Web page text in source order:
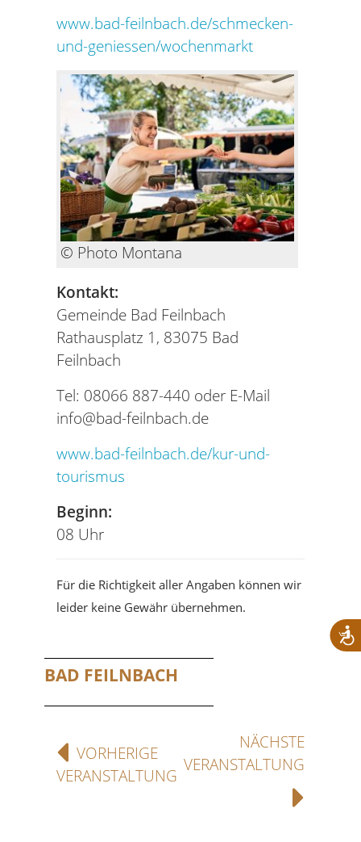
www.bad-feilnbach.de/schmecken-
und-geniessen/wochenmarkt
© Photo Montana
Kontakt:
Gemeinde Bad Feilnbach
Rathausplatz 1, 83075 Bad
Feilnbach
Tel: 08066 887-440 oder E-Mail
info@bad-feilnbach.de
www.bad-feilnbach.de/kur-und-
tourismus
Beginn:
08 Uhr
Für die Richtigkeit aller Angaben können wir
leider keine Gewähr übernehmen.
BAD FEILNBACH
VORHERIGE
VERANSTALTUNG
NÄCHSTE
VERANSTALTUNG